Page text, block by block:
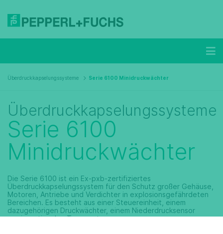
Überdruckkapselungssysteme Serie 6100 Minidruckwächter
Überdruckkapselungssysteme
Serie 6100
Minidruckwächter
Die Serie 6100 ist ein Ex-pxb-zertifiziertes
Überdruckkapselungssystem für den Schutz großer Gehäuse,
Motoren, Antriebe und Verdichter in explosionsgefährdeten
Bereichen. Es besteht aus einer Steuereinheit, einem
dazugehörigen Druckwächter, einem Niederdrucksensor
sowie optionalen Temperatursensoren.